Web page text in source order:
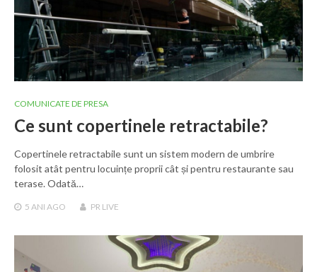
COMUNICATE DE PRESA
Ce sunt copertinele retractabile?
Copertinele retractabile sunt un sistem modern de umbrire
folosit atât pentru locuințe proprii cât și pentru restaurante sau
terase. Odată…
5 ANI AGO PR LIVE